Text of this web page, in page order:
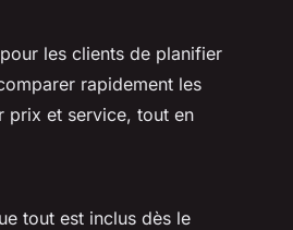
les clients de planifier
rapidement les
prix et service, tout en
tout est inclus dès le